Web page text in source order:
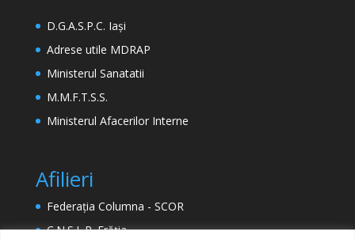
D.G.A.S.P.C. Iași
Adrese utile MDRAP
Ministerul Sanatatii
M.M.F.T.S.S.
Ministerul Afacerilor Interne
Afilieri
Federația Columna - SCOR
C.N.S.L.R. Frăția